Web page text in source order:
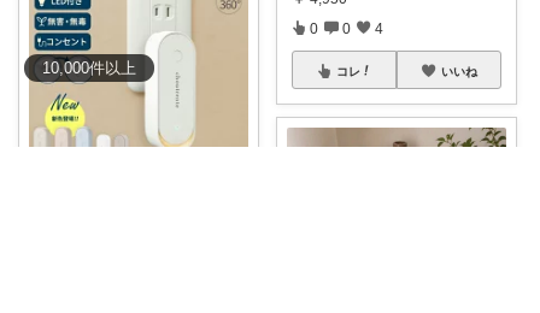
10,000件以上
0 0 4
コレ いいね